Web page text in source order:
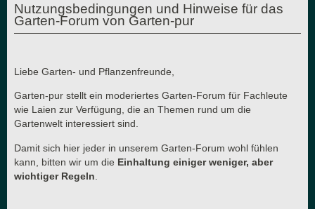
Nutzungsbedingungen und Hinweise für das
Garten-Forum von Garten-pur
Liebe Garten- und Pflanzenfreunde,
Garten-pur stellt ein moderiertes Garten-Forum für Fachleute
wie Laien zur Verfügung, die an Themen rund um die
Gartenwelt interessiert sind.
Damit sich hier jeder in unserem Garten-Forum wohl fühlen
kann, bitten wir um die Einhaltung einiger weniger, aber
wichtiger Regeln